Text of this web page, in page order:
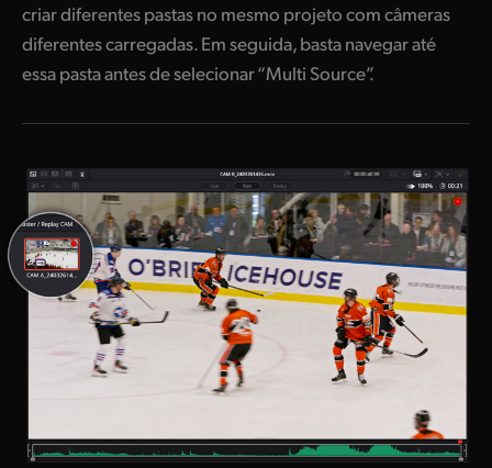
criar diferentes pastas no mesmo projeto com câmeras
diferentes carregadas. Em seguida, basta navegar até
essa pasta antes de selecionar “Multi Source”.